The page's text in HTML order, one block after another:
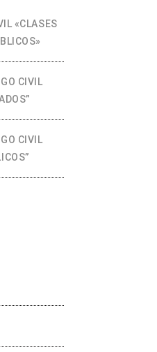
«CLASES
CIVIL
CIVIL